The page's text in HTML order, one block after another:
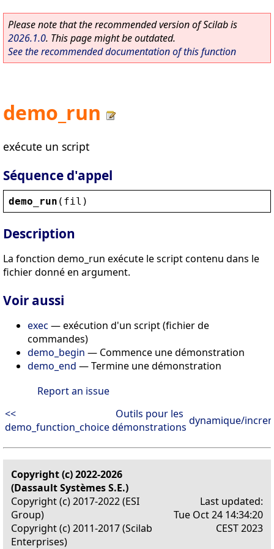
Please note that the recommended version of Scilab is
2026.1.0. This page might be outdated.
See the recommended documentation of this function
demo_run
exécute un script
Séquence d'appel
demo_run ( fil )
Description
La fonction demo_run exécute le script contenu dans le
fichier donné en argument.
Voir aussi
exec — exécution d'un script (fichier de
commandes)
demo_begin — Commence une démonstration
demo_end — Termine une démonstration
Report an issue
<<
demo_function_choice
Outils pour les
démonstrations dynamique/
Copyright (c) 2022-2026
(Dassault Systèmes S.E.)
Copyright (c) 2017-2022 (ESI
Group)
Copyright (c) 2011-2017 (Scilab
Enterprises)
Last updated:
Tue Oct 24 14:34:20
CEST 2023